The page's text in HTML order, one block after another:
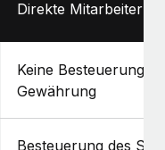
Direkte
Keine Besteuerung
Gewährung
Besteuerung des